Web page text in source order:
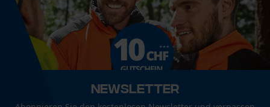
Newsletter